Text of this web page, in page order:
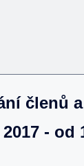
členů
- od